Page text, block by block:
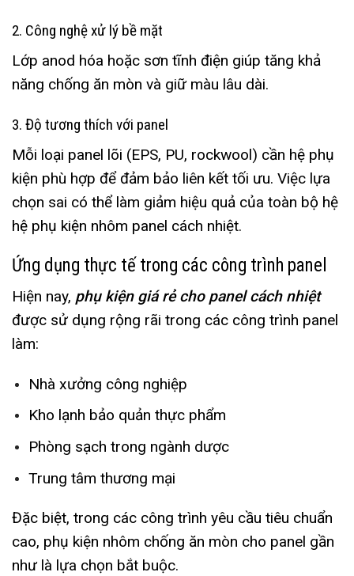
2. Công nghệ xử lý bề mặt
Lớp anod hóa hoặc sơn tĩnh điện giúp tăng khả
năng chống ăn mòn và giữ màu lâu dài.
3. Độ tương thích với panel
Mỗi loại panel lõi (EPS, PU, rockwool) cần hệ phụ
kiện phù hợp để đảm bảo liên kết tối ưu. Việc lựa
chọn sai có thể làm giảm hiệu quả của toàn bộ hệ
hệ phụ kiện nhôm panel cách nhiệt.
Ứng dụng thực tế trong các công trình panel
Hiện nay, phụ kiện giá rẻ cho panel cách nhiệt
được sử dụng rộng rãi trong các công trình panel
làm:
Nhà xưởng công nghiệp
Kho lạnh bảo quản thực phẩm
Phòng sạch trong ngành dược
Trung tâm thương mại
Đặc biệt, trong các công trình yêu cầu tiêu chuẩn
cao, phụ kiện nhôm chống ăn mòn cho panel gần
như là lựa chọn bắt buộc.